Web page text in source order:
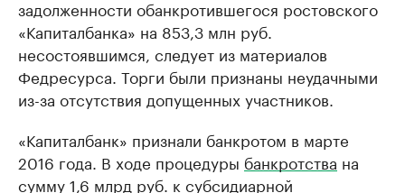
задолженности обанкротившегося ростовского
«Капиталбанка» на 853,3 млн руб.
несостоявшимся, следует из материалов
Федресурса. Торги были признаны неудачными
из-за отсутствия допущенных участников.
«Капиталбанк» признали банкротом в марте
2016 года. В ходе процедуры банкротства на
сумму 1,6 млрд руб. к субсидиарной